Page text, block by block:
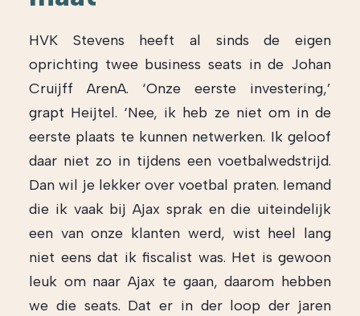
HVK Stevens heeft al sinds de eigen
oprichting twee business seats in de Johan
Cruijff ArenA. ‘Onze eerste investering,’
grapt Heijtel. ‘Nee, ik heb ze niet om in de
eerste plaats te kunnen netwerken. Ik geloof
daar niet zo in tijdens een voetbalwedstrijd.
Dan wil je lekker over voetbal praten. Iemand
die ik vaak bij Ajax sprak en die uiteindelijk
een van onze klanten werd, wist heel lang
niet eens dat ik fiscalist was. Het is gewoon
leuk om naar Ajax te gaan, daarom hebben
we die seats. Dat er in der loop der jaren